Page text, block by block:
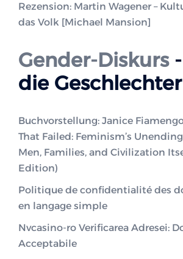
Rezension: Martin Wagener –
das Volk [Michael Mansion]
Gender-Diskurs-
die Geschlechter
Buchvorstellung: Janice Fiamengo
That Failed: Feminism’s
Men, Families, and Civilization
Edition)
Politique de confidentialité des
en langage simple
Nvcasino-ro Verificarea Adresei:
Acceptabile